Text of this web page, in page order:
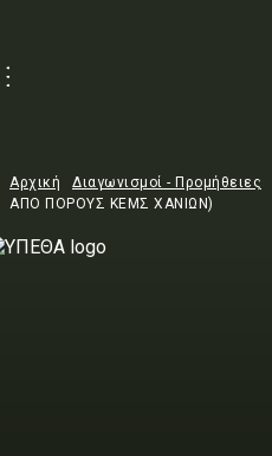
Αρχική Διαγωνισμοί - Προμήθειες
ΑΠΟ ΠΟΡΟΥΣ ΚΕΜΣ ΧΑΝΙΩΝ)